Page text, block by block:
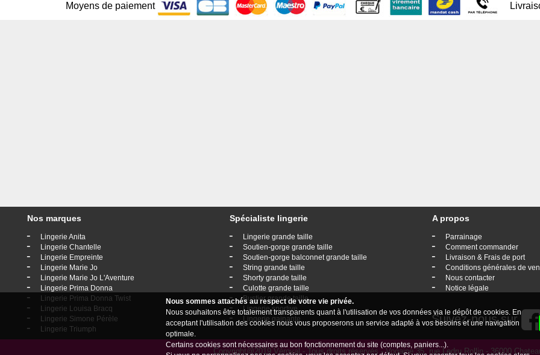
Moyens de paiement
Nos marques
- Lingerie Anita
- Lingerie Chantelle
- Lingerie Empreinte
- Lingerie Marie Jo
- Lingerie Marie Jo L'Aventure
- Lingerie Prima Donna
- Lingerie Prima Donna Twist
- Lingerie Louisa Bracq
- Lingerie Simone Pérèle
- Lingerie Triumph
Spécialiste lingerie
- Lingerie grande taille
- Soutien-gorge grande taille
- Soutien-gorge balconnet grande taille
- String grande taille
- Shorty grande taille
- Culotte grande taille
- Bustier grande taille
- Lingerie sportive
- Lingerie gainante
A propos
- Parrainage
- Comment commander
- Livraison & Frais de port
- Conditions générales de
- Nous contacter
- Notice légale
Suivez-nous sur
Copyright@2019 Véroval - Tous droits réservés - Vogaine 35, rue Ledru Rollin - 36000
Nous sommes attachés au respect de votre vie privée.
Nous souhaitons être totalement transparents quant à l'utilisation de vos données via le dépôt de cookies. En
acceptant l'utilisation des cookies nous vous proposerons un service adapté à vos besoins et une navigation
optimale.
Certains cookies sont nécessaires au bon fonctionnement du site (comptes, paniers...).